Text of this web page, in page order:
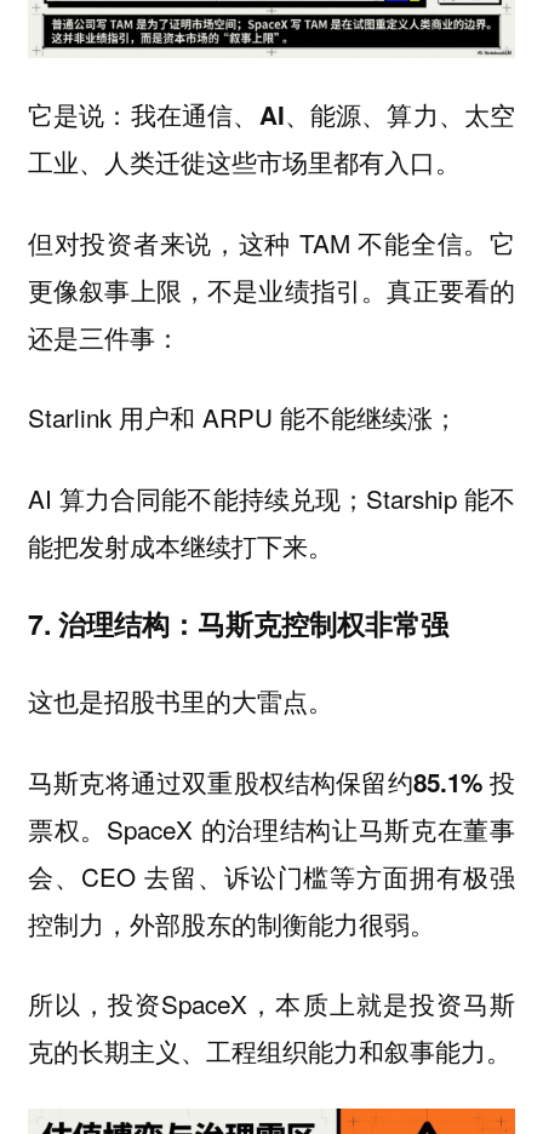
它是说： 我在通信、AI、能源、算力、太空
工业、人类迁徙这些市场里都有入口。
但对投资者来说，这种 TAM 不能全信。它
更像叙事上限，不是业绩指引。真正要看的
还是三件事：
Starlink 用户和 ARPU 能不能继续涨；
AI 算力合同能不能持续兑现；Starship 能不
能把发射成本继续打下来。
7. 治理结构：马斯克控制权非常强
这也是招股书里的大雷点。
马斯克将通过双重股权结构保留约85.1% 投
票权。SpaceX 的治理结构让马斯克在董事
会、CEO 去留、诉讼门槛等方面拥有极强
控制力，外部股东的制衡能力很弱。
所以，投资SpaceX，本质上就是投资马斯
克的长期主义、工程组织能力和叙事能力。